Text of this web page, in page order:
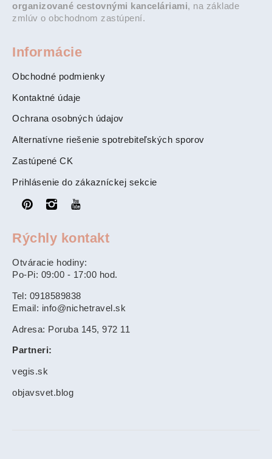
organizované cestovnými kanceláriami, na základe
zmlúv o obchodnom zastúpení.
Informácie
Obchodné podmienky
Kontaktné údaje
Ochrana osobných údajov
Alternatívne riešenie spotrebiteľských sporov
Zastúpené CK
Prihlásenie do zákazníckej sekcie
Rýchly kontakt
Otváracie hodiny:
Po-Pi: 09:00 - 17:00 hod.
Tel: 0918589838
Email: info@nichetravel.sk
Adresa: Poruba 145, 972 11
Partneri:
vegis.sk
objavsvet.blog